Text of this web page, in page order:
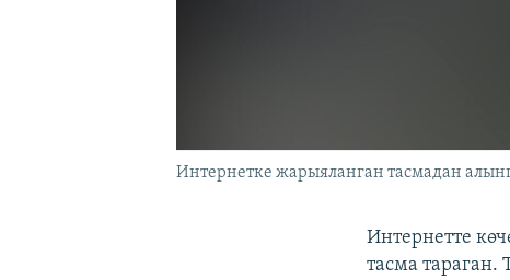
Интернетке жарыяланган тасмадан
Интернетте
тасма